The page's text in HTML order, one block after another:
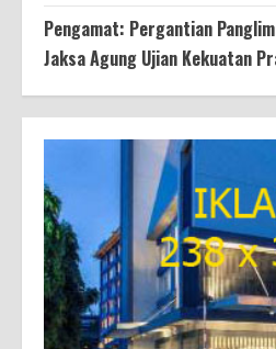
Pengamat: Pergantian
Jaksa Agung Ujian Kekuatan